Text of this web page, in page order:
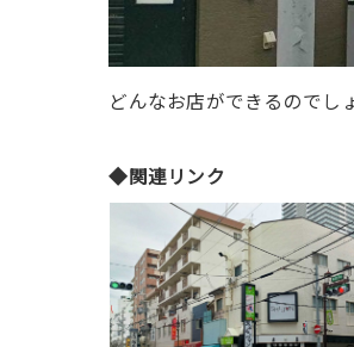
どんなお店ができるのでし
◆関連リンク